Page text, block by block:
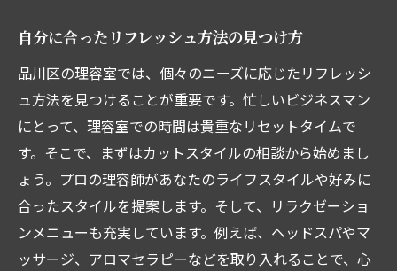
自分に合ったリフレッシュ方法の見つけ方
品川区の理容室では、個々のニーズに応じたリフレッシ
ュ方法を見つけることが重要です。忙しいビジネスマン
にとって、理容室での時間は貴重なリセットタイムで
す。そこで、まずはカットスタイルの相談から始めまし
ょう。プロの理容師があなたのライフスタイルや好みに
合ったスタイルを提案します。そして、リラクゼーショ
ンメニューも充実しています。例えば、ヘッドスパやマ
ッサージ、アロマセラピーなどを取り入れることで、心